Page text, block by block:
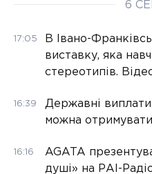
6
17:05
В Івано-
виставку, яка
стереотипів.
16:39
Державні виплати
можна
16:16
AGATA
душі» на РАІ-